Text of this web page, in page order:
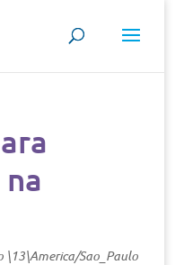
\13\America/Sao_Paulo